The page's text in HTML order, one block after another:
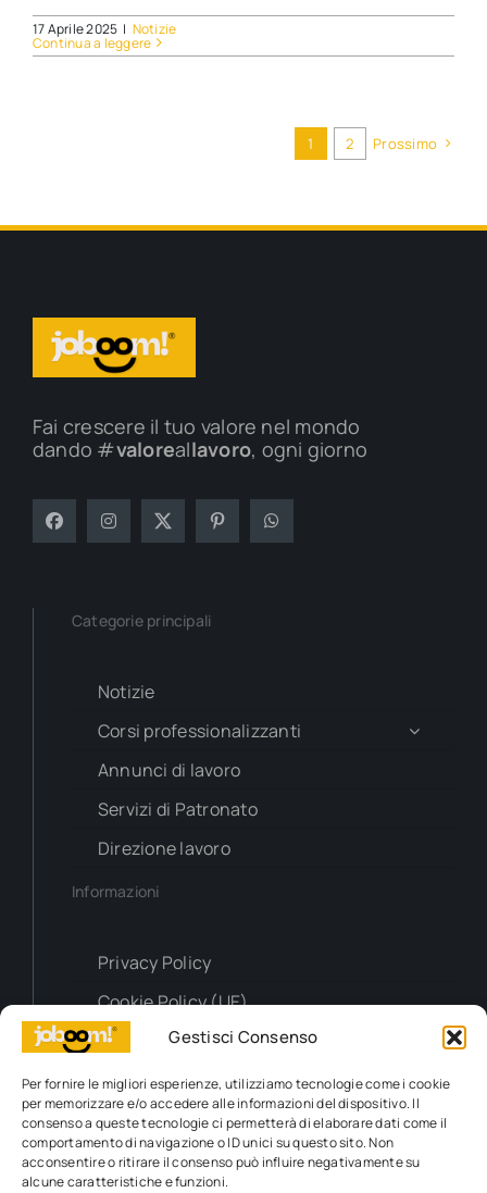
Gestisci Consenso
Per fornire le migliori esperienze, utilizziamo tecnologie come i cookie
per memorizzare e/o accedere alle informazioni del dispositivo. Il
consenso a queste tecnologie ci permetterà di elaborare dati come il
comportamento di navigazione o ID unici su questo sito. Non
acconsentire o ritirare il consenso può influire negativamente su
alcune caratteristiche e funzioni.
17 Aprile 2025 | Notizie
Continua a leggere
1 2 Prossimo
Fai crescere il tuo valore nel mondo
dando #valoreallavoro, ogni giorno
Categorie principali
Notizie
Corsi professionalizzanti
Annunci di lavoro
Servizi di Patronato
Direzione lavoro
Informazioni
Privacy Policy
Cookie Policy (UE)
Contatti
Richiesta info